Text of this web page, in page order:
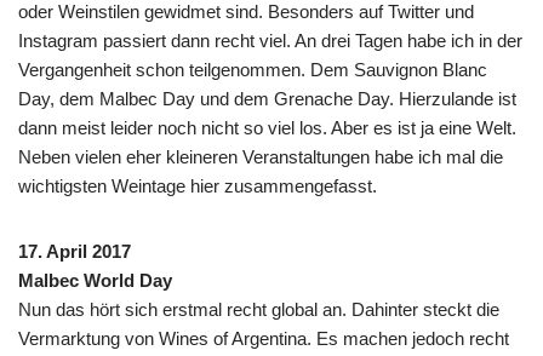
oder Weinstilen gewidmet sind. Besonders auf Twitter und
Instagram passiert dann recht viel. An drei Tagen habe ich in der
Vergangenheit schon teilgenommen. Dem Sauvignon Blanc
Day, dem Malbec Day und dem Grenache Day. Hierzulande ist
dann meist leider noch nicht so viel los. Aber es ist ja eine Welt.
Neben vielen eher kleineren Veranstaltungen habe ich mal die
wichtigsten Weintage hier zusammengefasst.
17. April 2017
Malbec World Day
Nun das hört sich erstmal recht global an. Dahinter steckt die
Vermarktung von Wines of Argentina. Es machen jedoch recht